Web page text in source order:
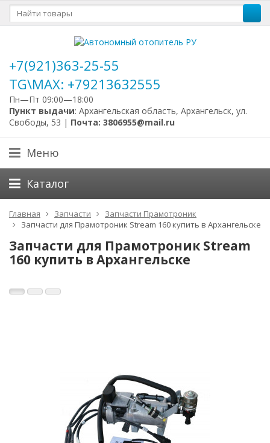
+7(921)363-25-55
TG\MAX: +79213632555
Пн—Пт 09:00—18:00
Пункт выдачи: Архангельская область, Архангельск, ул.
Свободы, 53 | Почта: 3806955@mail.ru
Меню
Каталог
Главная Запчасти
Запчасти Прамотроник
Запчасти для Прамотроник Stream 160 купить в Архангельске
Запчасти для Прамотроник Stream
160 купить в Архангельске